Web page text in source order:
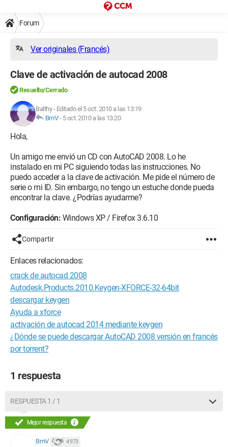
Forum
Ver originales (Francés)
Clave de activación de autocad 2008
Resuelto/Cerrado
Balthy- Editado el 5 oct. 2010 a las 13:19
BmV- 5 oct. 2010 a las 13:20
Hola,
Un amigo me envió un CD con AutoCAD 2008. Lo he
instalado en mi PC siguiendo todas las instrucciones. No
puedo acceder a la clave de activación. Me pide el número de
serie o mi ID. Sin embargo, no tengo un estuche donde pueda
encontrar la clave. ¿Podrías ayudarme?
Configuración: Windows XP / Firefox 3.6.10
Compartir
Enlaces relacionados:
crack de autocad 2008
Autodesk.Products.2010.Keygen-XFORCE-32-64bit
descargar keygen
Ayuda a xforce
activación de autocad 2014 mediante keygen
¿Dónde se puede descargar AutoCAD 2008 versión en francés
por torrent?
1 respuesta
RESPUESTA 1 / 1
Mejor respuesta
BmV 4 973